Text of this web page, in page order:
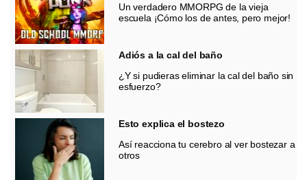
Un verdadero MMORPG de la vieja
escuela ¡Cómo los de antes, pero mejor!
Adiós a la cal del baño
¿Y si pudieras eliminar la cal del baño sin
esfuerzo?
Esto explica el bostezo
Así reacciona tu cerebro al ver bostezar a
otros